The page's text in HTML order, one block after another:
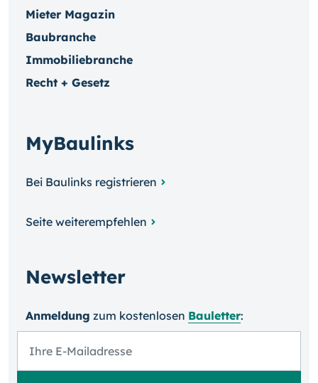
Mieter Magazin
Baubranche
Immobiliebranche
Recht + Gesetz
MyBaulinks
Bei Baulinks registrieren
Seite weiterempfehlen
Newsletter
Anmeldung zum kosten­losen Bauletter: